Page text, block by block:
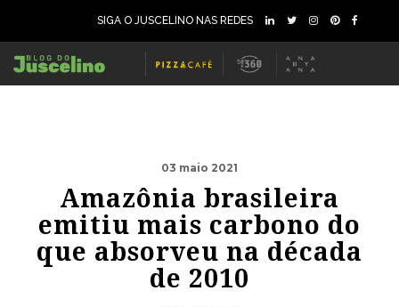
SIGA O JUSCELINO NAS REDES
03 maio 2021
Amazônia brasileira
emitiu mais carbono do
que absorveu na década
de 2010